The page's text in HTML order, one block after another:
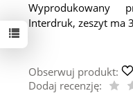
Wyprodukowany
Interdruk, zeszyt ma
Obserwuj produkt:
Dodaj recenzję: